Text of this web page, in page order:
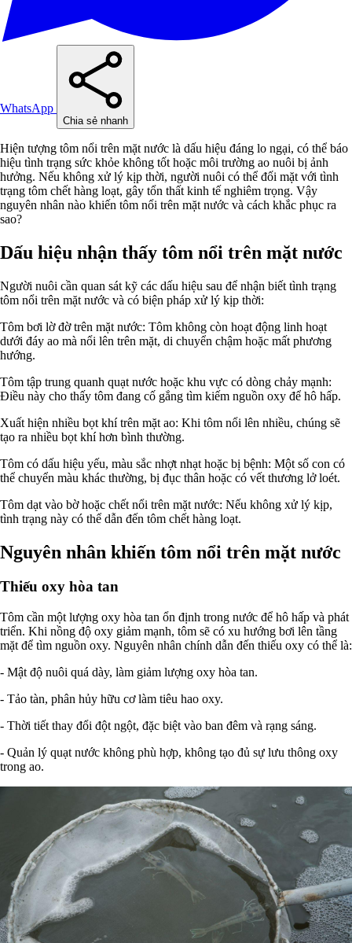
WhatsApp
Chia sẻ nhanh
Hiện tượng tôm nổi trên mặt nước là dấu hiệu đáng lo ngại, có thể báo
hiệu tình trạng sức khỏe không tốt hoặc môi trường ao nuôi bị ảnh
hưởng. Nếu không xử lý kịp thời, người nuôi có thể đối mặt với tình
trạng tôm chết hàng loạt, gây tổn thất kinh tế nghiêm trọng. Vậy
nguyên nhân nào khiến tôm nổi trên mặt nước và cách khắc phục ra
sao?
Dấu hiệu nhận thấy tôm nổi trên mặt nước
Người nuôi cần quan sát kỹ các dấu hiệu sau để nhận biết tình trạng
tôm nổi trên mặt nước và có biện pháp xử lý kịp thời:
Tôm bơi lờ đờ trên mặt nước: Tôm không còn hoạt động linh hoạt
dưới đáy ao mà nổi lên trên mặt, di chuyển chậm hoặc mất phương
hướng.
Tôm tập trung quanh quạt nước hoặc khu vực có dòng chảy mạnh:
Điều này cho thấy tôm đang cố gắng tìm kiếm nguồn oxy để hô hấp.
Xuất hiện nhiều bọt khí trên mặt ao: Khi tôm nổi lên nhiều, chúng sẽ
tạo ra nhiều bọt khí hơn bình thường.
Tôm có dấu hiệu yếu, màu sắc nhợt nhạt hoặc bị bệnh: Một số con có
thể chuyển màu khác thường, bị đục thân hoặc có vết thương lở loét.
Tôm dạt vào bờ hoặc chết nổi trên mặt nước: Nếu không xử lý kịp,
tình trạng này có thể dẫn đến tôm chết hàng loạt.
Nguyên nhân khiến tôm nổi trên mặt nước
Thiếu oxy hòa tan
Tôm cần một lượng oxy hòa tan ổn định trong nước để hô hấp và phát
triển. Khi nồng độ oxy giảm mạnh, tôm sẽ có xu hướng bơi lên tầng
mặt để tìm nguồn oxy. Nguyên nhân chính dẫn đến thiếu oxy có thể là:
- Mật độ nuôi quá dày, làm giảm lượng oxy hòa tan.
- Tảo tàn, phân hủy hữu cơ làm tiêu hao oxy.
- Thời tiết thay đổi đột ngột, đặc biệt vào ban đêm và rạng sáng.
- Quản lý quạt nước không phù hợp, không tạo đủ sự lưu thông oxy
trong ao.